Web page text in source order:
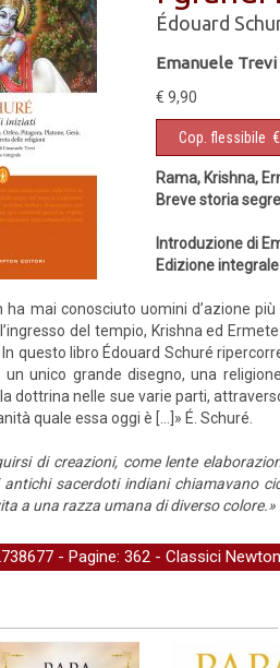
Édouard
Emanuele
€ 9,90
Cop. flessibile
Rama, Krishna,
Breve storia
Introduzione di
Edizione integrale
ha mai conosciuto uomini d’azione
del tempio, Krishna ed
questo libro Édouard Schuré
unico grande disegno, una
dottrina nelle sue varie parti,
quale essa oggi è […]» É. Schuré.
di creazioni, come lente
antichi sacerdoti indiani chiamavano
a una razza umana di diverso colore.»
- Pagine: 362 - Classici